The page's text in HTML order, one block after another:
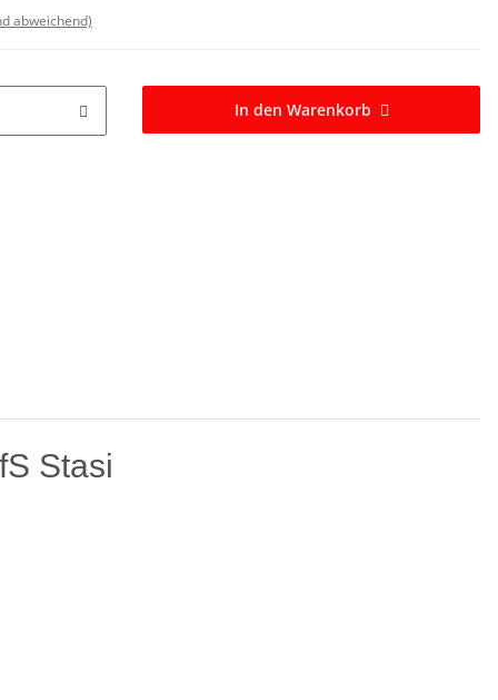
abweichend)
In den Warenkorb
Stasi